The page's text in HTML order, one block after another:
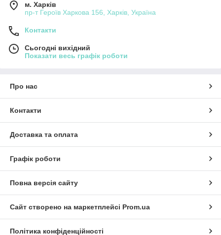
м. Харків
пр-т Героїв Харкова 156, Харків, Україна
Контакти
Сьогодні вихідний
Показати весь графік роботи
Про нас
Контакти
Доставка та оплата
Графік роботи
Повна версія сайту
Сайт створено на маркетплейсі Prom.ua
Політика конфіденційності